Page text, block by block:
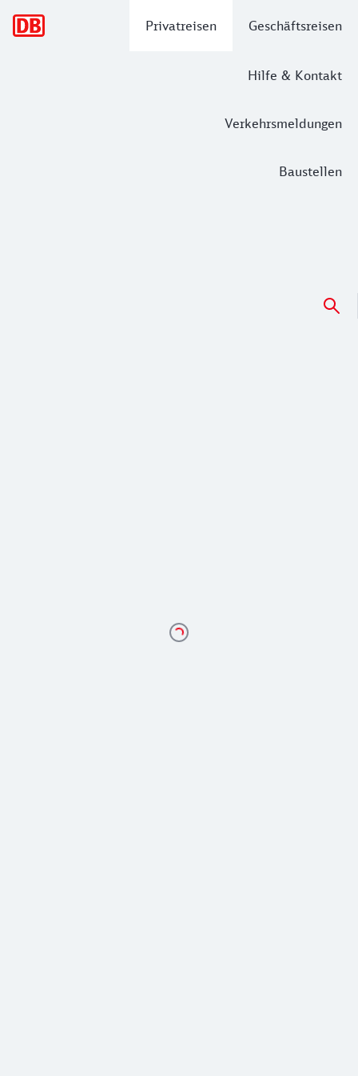
Privatreisen Geschäftsreisen
Hilfe & Kontakt
Verkehrsmeldungen
Baustellen